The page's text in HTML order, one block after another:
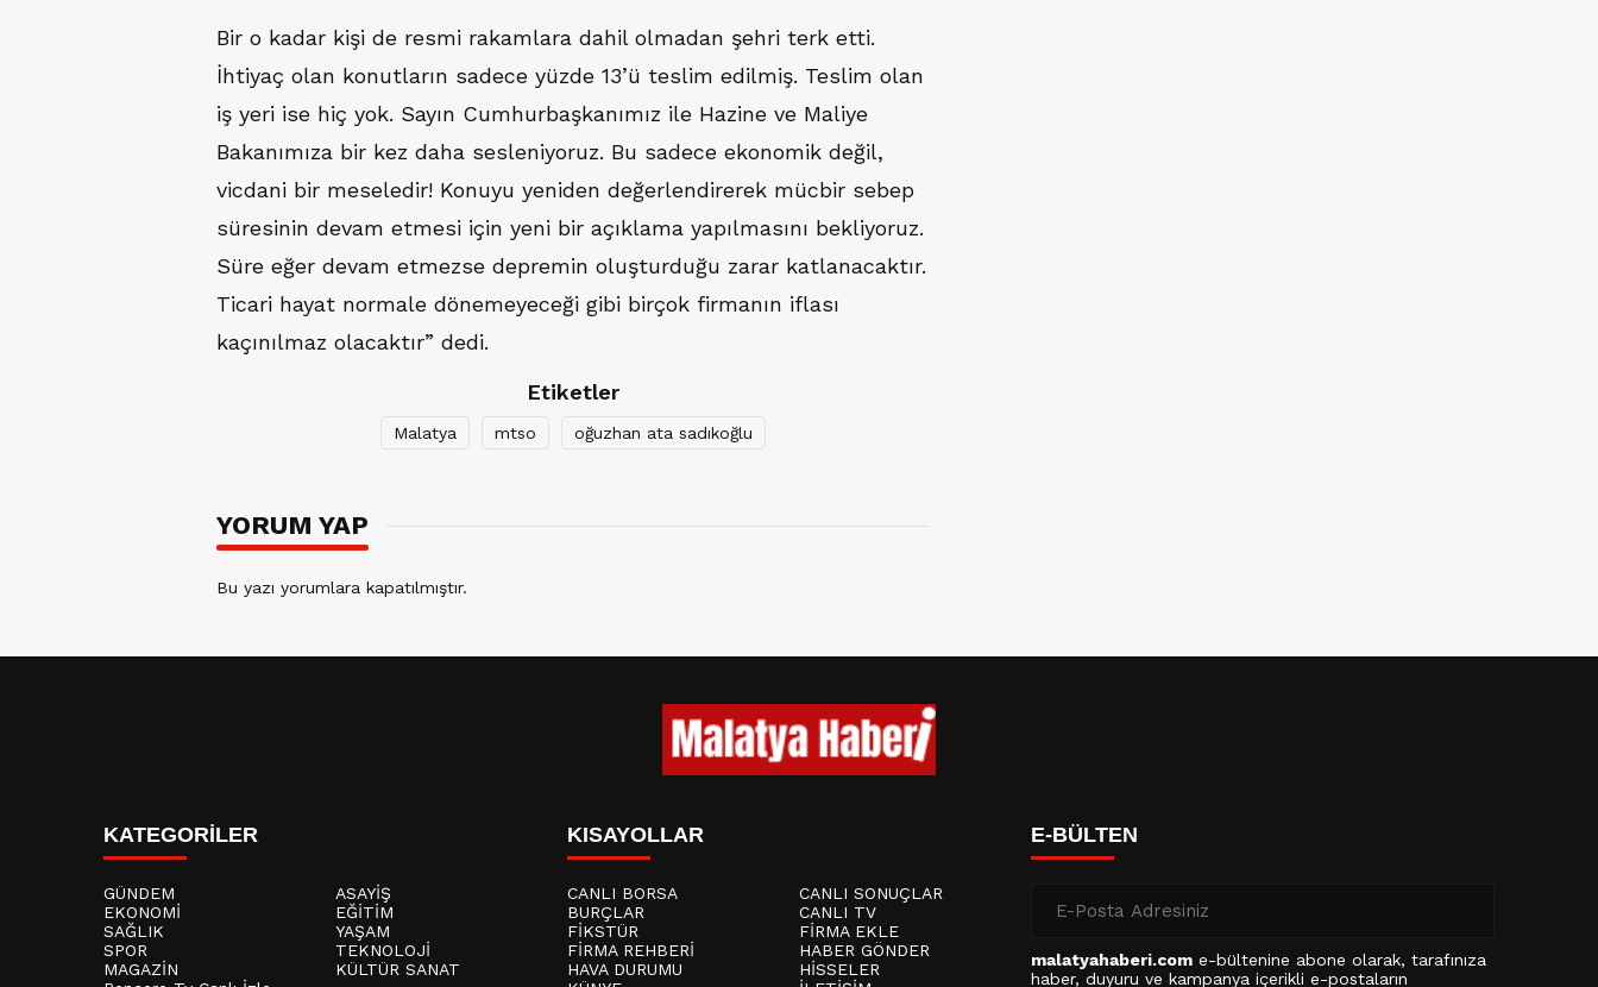
Bir o kadar kişi de resmi rakamlara dahil olmadan şehri terk etti.
İhtiyaç olan konutların sadece yüzde 13’ü teslim edilmiş. Teslim olan
iş yeri ise hiç yok. Sayın Cumhurbaşkanımız ile Hazine ve Maliye
Bakanımıza bir kez daha sesleniyoruz. Bu sadece ekonomik değil,
vicdani bir meseledir! Konuyu yeniden değerlendirerek mücbir sebep
süresinin devam etmesi için yeni bir açıklama yapılmasını bekliyoruz.
Süre eğer devam etmezse depremin oluşturduğu zarar katlanacaktır.
Ticari hayat normale dönemeyeceği gibi birçok firmanın iflası
kaçınılmaz olacaktır” dedi.
Etiketler
Malatya mtso oğuzhan ata sadıkoğlu
YORUM YAP
Bu yazı yorumlara kapatılmıştır.
KATEGORİLER
GÜNDEM
ASAYİŞ
EKONOMİ
EĞİTİM
SAĞLIK
YAŞAM
SPOR
TEKNOLOJİ
MAGAZİN
KÜLTÜR SANAT
KISAYOLLAR
CANLI BORSA
CANLI SONUÇLAR
BURÇLAR
CANLI TV
FİKSTÜR
FİRMA EKLE
FİRMA REHBERİ
HABER GÖNDER
HAVA DURUMU
HİSSELER
E-BÜLTEN
malatyahaberi.com e-bültenine abone olarak, tarafınıza
haber, duyuru ve kampanya içerikli e-postaların